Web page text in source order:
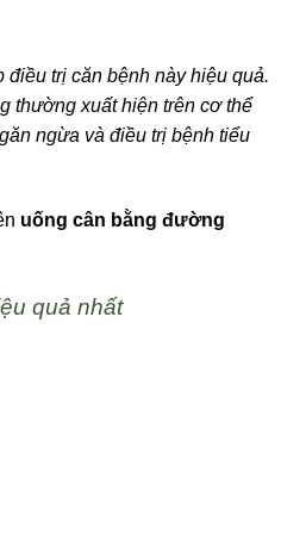
trị căn bệnh này hiệu quả.
thường xuất hiện trên cơ thể
ngừa và điều trị bệnh tiểu
uống cân bằng đường
quả nhất